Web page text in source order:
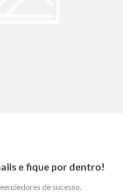
e fique por dentro!
de sucesso.